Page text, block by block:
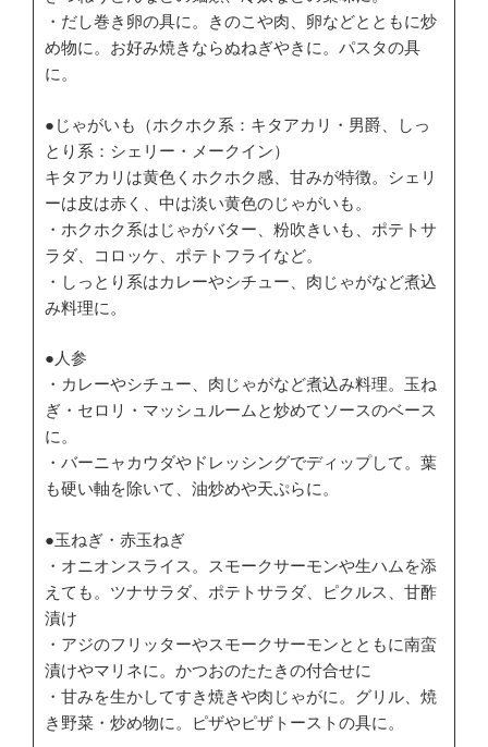
・だし巻き卵の具に。きのこや肉、卵などとともに炒
め物に。お好み焼きならぬねぎやきに。パスタの具
に。
●じゃがいも（ホクホク系：キタアカリ・男爵、しっ
とり系：シェリー・メークイン）
キタアカリは黄色くホクホク感、甘みが特徴。シェリ
ーは皮は赤く、中は淡い黄色のじゃがいも。
・ホクホク系はじゃがバター、粉吹きいも、ポテトサ
ラダ、コロッケ、ポテトフライなど。
・しっとり系はカレーやシチュー、肉じゃがなど煮込
み料理に。
●人参
・カレーやシチュー、肉じゃがなど煮込み料理。玉ね
ぎ・セロリ・マッシュルームと炒めてソースのベース
に。
・バーニャカウダやドレッシングでディップして。葉
も硬い軸を除いて、油炒めや天ぷらに。
●玉ねぎ・赤玉ねぎ
・オニオンスライス。スモークサーモンや生ハムを添
えても。ツナサラダ、ポテトサラダ、ピクルス、甘酢
漬け
・アジのフリッターやスモークサーモンとともに南蛮
漬けやマリネに。かつおのたたきの付合せに
・甘みを生かしてすき焼きや肉じゃがに。グリル、焼
き野菜・炒め物に。ピザやピザトーストの具に。